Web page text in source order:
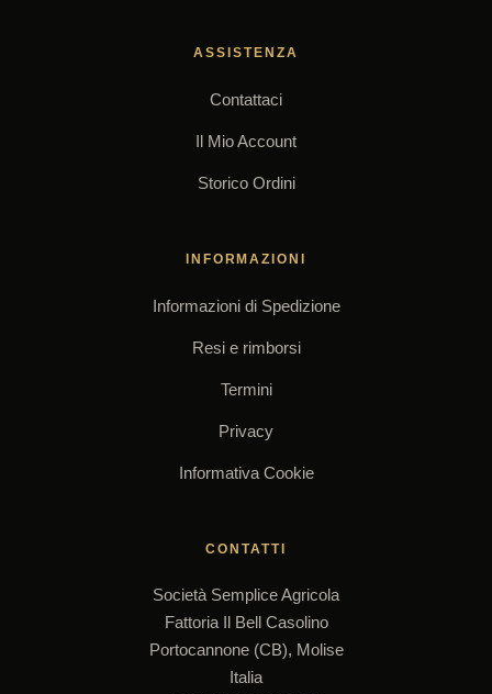
ASSISTENZA
Contattaci
Il Mio Account
Storico Ordini
INFORMAZIONI
Informazioni di Spedizione
Resi e rimborsi
Termini
Privacy
Informativa Cookie
CONTATTI
Società Semplice Agricola
Fattoria Il Bell Casolino
Portocannone (CB), Molise
Italia